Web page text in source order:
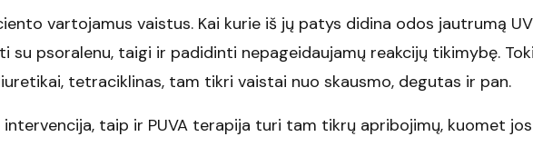
vartojamus vaistus. Kai kurie iš jų patys didina odos jautrumą UV
su psoralenu, taigi ir padidinti nepageidaujamų reakcijų tikimybę.
tetraciklinas, tam tikri vaistai nuo skausmo, degutas ir pan.
intervencija, taip ir PUVA terapija turi tam tikrų apribojimų, kuomet jos